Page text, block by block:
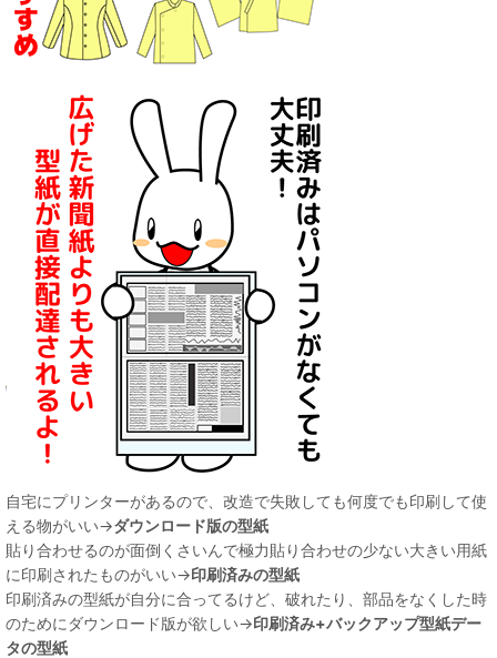
自宅にプリンターがあるので、改造で失敗しても何度でも印刷して使
える物がいい→ダウンロード版の型紙
貼り合わせるのが面倒くさいんで極力貼り合わせの少ない大きい用紙
に印刷されたものがいい→印刷済みの型紙
印刷済みの型紙が自分に合ってるけど、破れたり、部品をなくした時
のためにダウンロード版が欲しい→印刷済み+バックアップ型紙デー
タの型紙